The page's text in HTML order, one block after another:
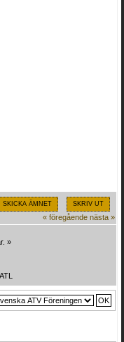
SKICKA ÄMNET SKRIV UT
« föregående nästa »
»